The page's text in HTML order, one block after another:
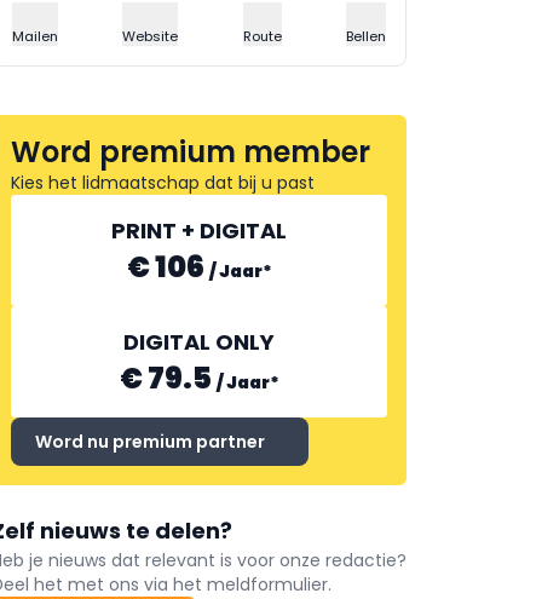
Mailen Website Route Bellen
Word premium member
Kies het lidmaatschap dat bij u past
PRINT + DIGITAL
€ 106 /Jaar*
DIGITAL ONLY
€ 79.5 /Jaar*
Word nu premium partner
nieuws te delen?
je nieuws dat relevant is voor onze redactie?
het met ons via het meldformulier.